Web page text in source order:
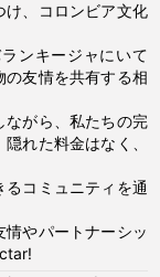
け、コロンビア文化
ンキージャにいて
の友情を共有する相
ながら、私たちの完
れた料金はなく、
コミュニティを通
やパートナーシッ